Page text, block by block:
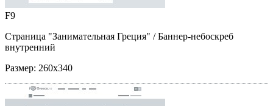
F9
Страница "Занимательная Греция" / Баннер-небоскреб
внутренний
Размер: 260x340